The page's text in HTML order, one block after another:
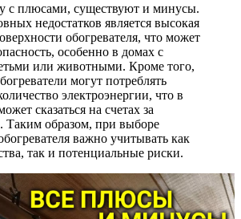
с плюсами, существуют и минусы.
недостатков является высокая
обогревателя, что может
особенно в домах с
или животными. Кроме того,
могут потреблять
электроэнергии, что в
сказаться на счетах за
Таким образом, при выборе
важно учитывать как
так и потенциальные риски.